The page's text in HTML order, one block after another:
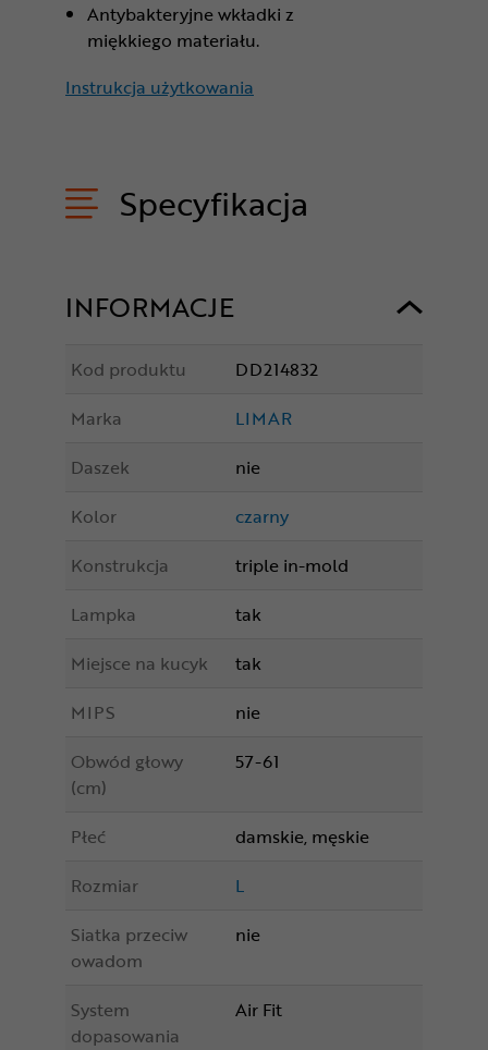
Antybakteryjne wkładki z
miękkiego materiału.
Instrukcja użytkowania
Specyfikacja
INFORMACJE
Kod produktu
DD214832
Marka
LIMAR
Daszek
nie
Kolor
czarny
Konstrukcja
triple in-mold
Lampka
tak
Miejsce na kucyk
tak
MIPS
nie
Obwód głowy
(cm)
57-61
Płeć
damskie, męskie
Rozmiar
L
Siatka przeciw
owadom
nie
System
dopasowania
Air Fit